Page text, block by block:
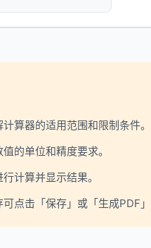
算器的适用范围和限制条件。
的单位和精度要求。
计算并显示结果。
点击「保存」或「生成PDF」